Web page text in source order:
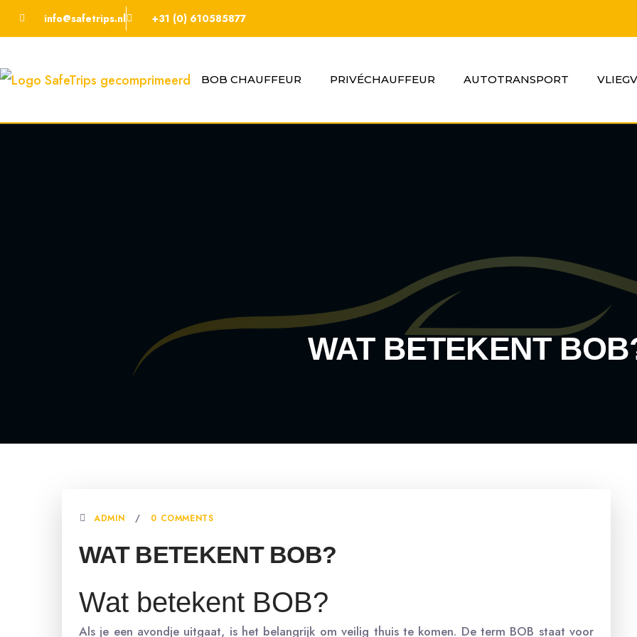
info@safetrips.nl +31 (0) 610585877
BOB CHAUFFEUR PRIVÉCHAUFFEUR AUTOTRANSPORT
WAT BETEKENT
ADMIN 0 COMMENTS
WAT BETEKENT BOB?
Wat betekent BOB?
Als je een avondje uitgaat, is het belangrijk om veilig thuis te komen. De term BOB staat voor